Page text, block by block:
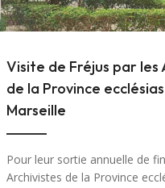
Visite de Fréjus par les
de la Province
Marseille
Pour leur sortie annuelle de
Archivistes de la Province